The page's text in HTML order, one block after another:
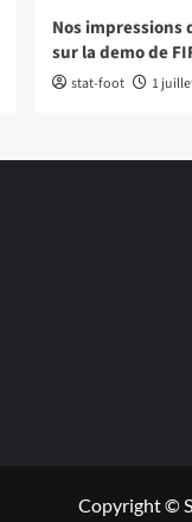
Nos impressions
sur la demo de
stat-foot 1
Copyright ©